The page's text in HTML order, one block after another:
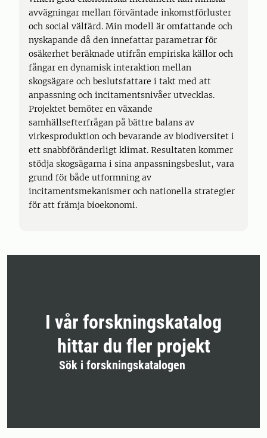
avvägningar mellan förväntade inkomstförluster
och social välfärd. Min modell är omfattande och
nyskapande då den innefattar parametrar för
osäkerhet beräknade utifrån empiriska källor och
fångar en dynamisk interaktion mellan
skogsägare och beslutsfattare i takt med att
anpassning och incitamentsnivåer utvecklas.
Projektet bemöter en växande
samhällsefterfrågan på bättre balans av
virkesproduktion och bevarande av biodiversitet i
ett snabbföränderligt klimat. Resultaten kommer
stödja skogsägarna i sina anpassningsbeslut, vara
grund för både utformning av
incitamentsmekanismer och nationella strategier
för att främja bioekonomi.
I vår forskningskatalog
hittar du fler projekt
Sök i forskningskatalogen